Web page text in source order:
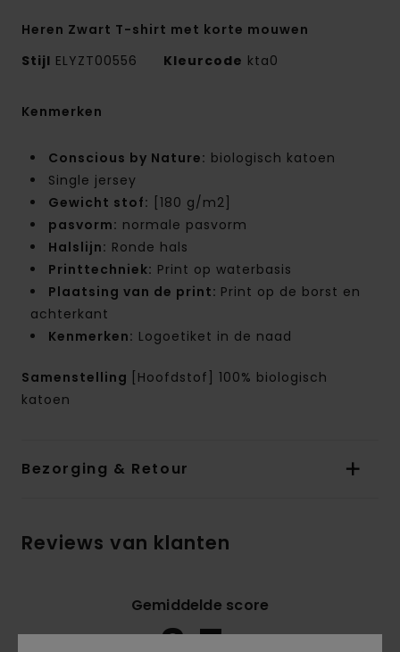
Heren Zwart T-shirt met korte mouwen
Stijl ELYZT00556 Kleurcode kta0
Kenmerken
Conscious by Nature: biologisch katoen
Single jersey
Gewicht stof: [180 g/m2]
pasvorm: normale pasvorm
Halslijn: Ronde hals
Printtechniek: Print op waterbasis
Plaatsing van de print: Print op de borst en
achterkant
Kenmerken: Logoetiket in de naad
Samenstelling
[Hoofdstof] 100% biologisch
katoen
Bezorging & Retour
Reviews van klanten
Gemiddelde score